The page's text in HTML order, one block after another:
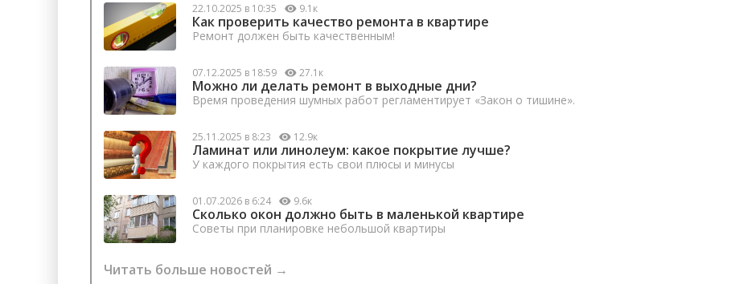
22.10.2025 в 10:35 9.1к
Как проверить качество ремонта в квартире
Ремонт должен быть качественным!
07.12.2025 в 18:59 27.1к
Можно ли делать ремонт в выходные дни?
Время проведения шумных работ регламентирует «Закон о тишине».
25.11.2025 в 8:23 12.9к
Ламинат или линолеум: какое покрытие лучше?
У каждого покрытия есть свои плюсы и минусы
01.07.2026 в 6:24 9.6к
Сколько окон должно быть в маленькой квартире
Советы при планировке небольшой квартиры
Читать больше новостей →